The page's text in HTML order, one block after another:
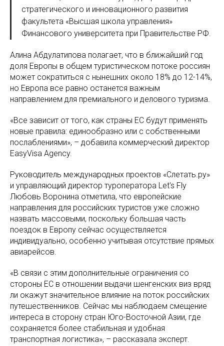
стратегического и инновационного развития
факультета «Высшая школа управления»
Финансового университета при Правительстве РФ.
Алина Абдулатипова полагает, что в ближайший год
доля Европы в общем туристическом потоке россиян
может сократиться с нынешних около 18% до 12-14%,
но Европа все равно останется важным
направлением для премиального и делового туризма.
«Все зависит от того, как страны ЕС будут применять
новые правила: единообразно или с собственными
послаблениями», – добавила коммерческий директор
EasyVisa Agency.
Руководитель международных проектов «Слетать.ру»
и управляющий директор туроператора Let's Fly
Любовь Воронина отметила, что европейские
направления для российских туристов уже сложно
назвать массовыми, поскольку большая часть
поездок в Европу сейчас осуществляется
индивидуально, особенно учитывая отсутствие прямых
авиарейсов.
«В связи с этим дополнительные ограничения со
стороны ЕС в отношении выдачи шенгенских виз вряд
ли окажут значительное влияние на поток российских
путешественников. Сейчас мы наблюдаем смещение
интереса в сторону стран Юго-Восточной Азии, где
сохраняется более стабильная и удобная
транспортная логистика», – рассказала эксперт.